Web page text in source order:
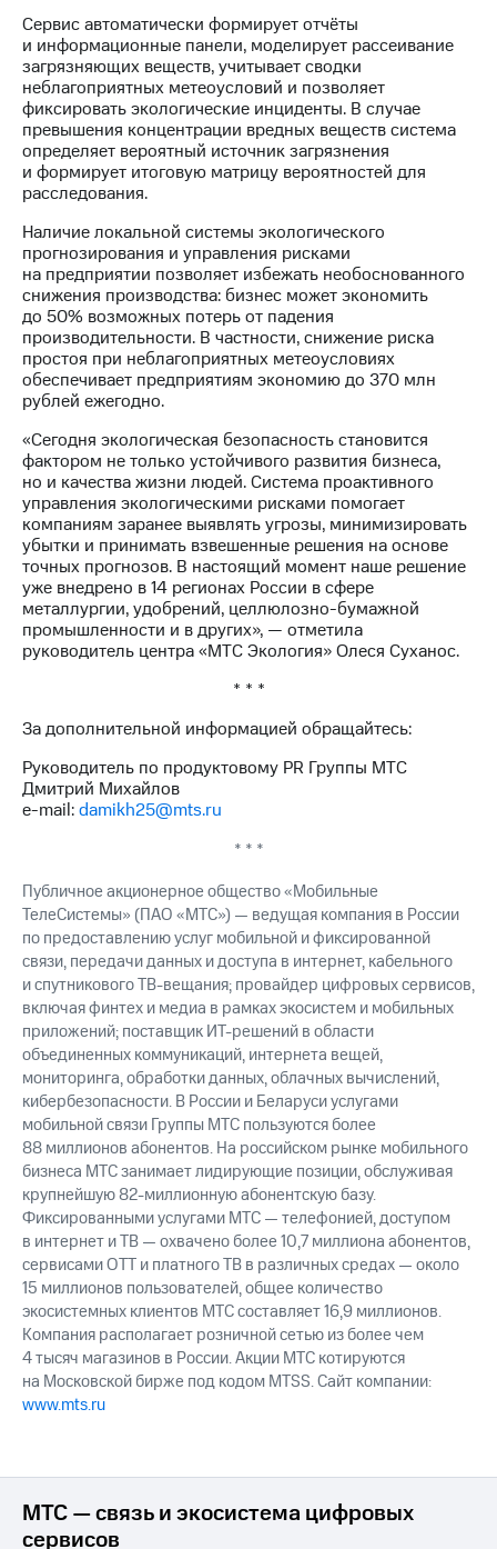
Корпоративный
секретарь
Раскрытие
информации
Информация
акционерам
Документы
ПАО
"МТС"
акционеров
Личный
кабинет
акционера
Акционерный
капитал
Контроль
и
аудит
акций
Описание
Программа
приобретения
Порядок
выкупа
акций
Дивиденды
Рынок
облигаций
Уведомление
погашении
именных
облигаций
Регистратор
Реквизиты
Контакты
развитие
деловая этика
На главную
Сервис автоматически формирует отчёты
и информационные панели, моделирует рассеивание
загрязняющих веществ, учитывает сводки
неблагоприятных метеоусловий и позволяет
фиксировать экологические инциденты. В случае
превышения концентрации вредных веществ система
определяет вероятный источник загрязнения
и формирует итоговую матрицу вероятностей для
расследования.
Наличие локальной системы экологического
прогнозирования и управления рисками
на предприятии позволяет избежать необоснованного
снижения производства: бизнес может экономить
до 50% возможных потерь от падения
производительности. В частности, снижение риска
простоя при неблагоприятных метеоусловиях
обеспечивает предприятиям экономию до 370 млн
рублей ежегодно.
«Сегодня экологическая безопасность становится
фактором не только устойчивого развития бизнеса,
но и качества жизни людей. Система проактивного
управления экологическими рисками помогает
компаниям заранее выявлять угрозы, минимизировать
убытки и принимать взвешенные решения на основе
точных прогнозов. В настоящий момент наше решение
уже внедрено в 14 регионах России в сфере
металлургии, удобрений, целлюлозно-бумажной
промышленности и в других», — отметила
руководитель центра «МТС Экология» Олеся Суханос.
* * *
За дополнительной информацией обращайтесь:
Руководитель по продуктовому PR Группы МТС
Дмитрий Михайлов
e-mail:damikh25@mts.ru
* * *
Публичное акционерное общество «Мобильные
ТелеСистемы» (ПАО «МТС») — ведущая компания в России
по предоставлению услуг мобильной и фиксированной
связи, передачи данных и доступа в интернет, кабельного
и спутникового ТВ-вещания; провайдер цифровых сервисов,
включая финтех и медиа в рамках экосистем и мобильных
приложений; поставщик ИТ-решений в области
объединенных коммуникаций, интернета вещей,
мониторинга, обработки данных, облачных вычислений,
кибербезопасности. В России и Беларуси услугами
мобильной связи Группы МТС пользуются более
88 миллионов абонентов. На российском рынке мобильного
бизнеса МТС занимает лидирующие позиции, обслуживая
крупнейшую 82-миллионную абонентскую базу.
Фиксированными услугами МТС — телефонией, доступом
в интернет и ТВ — охвачено более 10,7 миллиона абонентов,
сервисами OTT и платного ТВ в различных средах — около
15 миллионов пользователей, общее количество
экосистемных клиентов МТС составляет 16,9 миллионов.
Компания располагает розничной сетью из более чем
4 тысяч магазинов в России. Акции МТС котируются
на Московской бирже под кодом MTSS. Сайт компании:
www.mts.ru
МТС — связь и экосистема цифровых
сервисов